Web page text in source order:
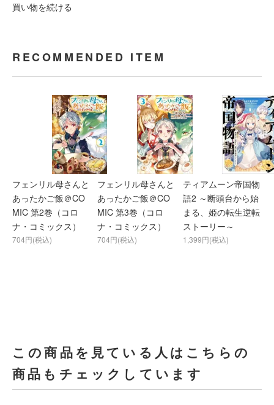
買い物を続ける
RECOMMENDED ITEM
フェンリル母さんと
あったかご飯＠CO
MIC 第2巻（コロ
ナ・コミックス）
704円(税込)
フェンリル母さんと
あったかご飯＠CO
MIC 第3巻（コロ
ナ・コミックス）
704円(税込)
ティアムーン帝国物
語2 ～断頭台から始
まる、姫の転生逆転
ストーリー～
1,399円(税込)
この商品を見ている人はこちらの
商品もチェックしています